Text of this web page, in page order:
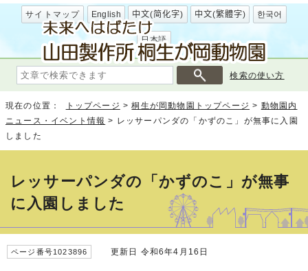
サイトマップ English 中文(简化字) 中文(繁體字) 한국어
日本語
検索の使い方
現在の位置： トップページ >桐生が岡動物園トップページ > 動物園内
ニュース・イベント情報 > レッサーパンダの「かずのこ」が無事に入園
しました
レッサーパンダの「かずのこ」が無事
に入園しました
ページ番号1023896 更新日 令和6年4月16日